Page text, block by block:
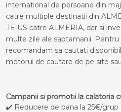
international de persoane din
catre multiple destinatii din
TEIUS catre ALMERIA, dar si
multe zile ale saptamanii. Pentru
recomandam sa cautati
motorul de cautare de pe site
Campanii si promotii la calatoria
✔️ Reducere de pana la 25€/grup